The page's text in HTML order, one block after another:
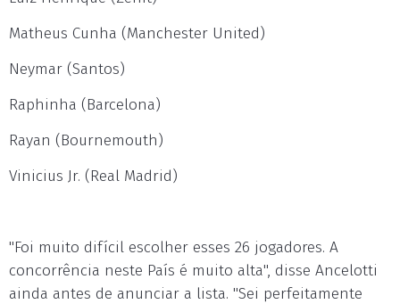
Matheus Cunha (Manchester United)
Neymar (Santos)
Raphinha (Barcelona)
Rayan (Bournemouth)
Vinicius Jr. (Real Madrid)
"Foi muito difícil escolher esses 26 jogadores. A
concorrência neste País é muito alta", disse Ancelotti
ainda antes de anunciar a lista. "Sei perfeitamente